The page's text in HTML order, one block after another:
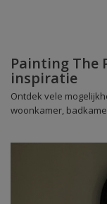
Painting The
inspiratie
Ontdek vele
woonkamer,